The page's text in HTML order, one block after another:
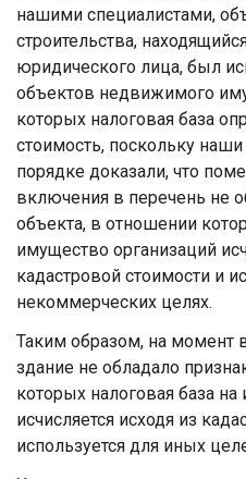
нашими специалистами,
строительства,
юридического лица, был
объектов недвижимого
которых налоговая база
стоимость, поскольку
порядке доказали, что
включения в перечень не
объекта, в отношении
имущество организаций
кадастровой стоимости и
некоммерческих целях.
Таким образом, на момент
здание не обладало
которых налоговая база
исчисляется исходя из
используется для иных